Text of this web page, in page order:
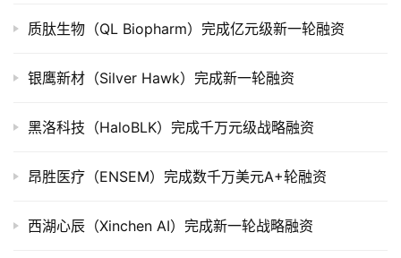
创
学
质肽生物（QL Biopharm）完成亿元级新一轮融资
银鹰新材（Silver Hawk）完成新一轮融资
黑洛科技（HaloBLK）完成千万元级战略融资
昂胜医疗（ENSEM）完成数千万美元A+轮融资
西湖心辰（Xinchen AI）完成新一轮战略融资